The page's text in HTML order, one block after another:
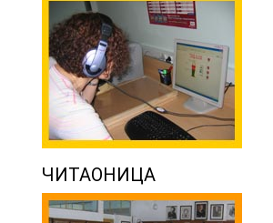
ЧИТАОНИЦА